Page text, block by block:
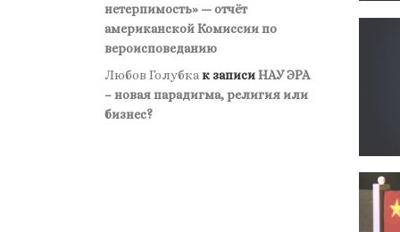
нетерпимость» — отчёт
американской Комиссии по
вероисповеданию
Любов Голубкак записиНАУ ЭРА
– новая парадигма, религия или
бизнес?